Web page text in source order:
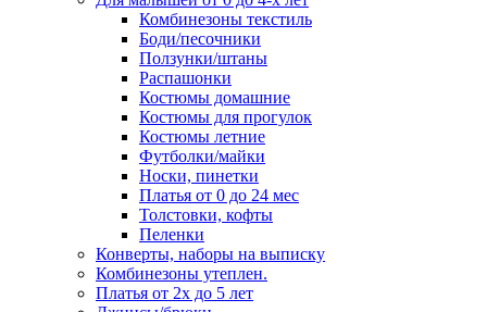
Комбинезоны текстиль
Боди/песочники
Ползунки/штаны
Распашонки
Костюмы домашние
Костюмы для прогулок
Костюмы летние
Футболки/майки
Носки, пинетки
Платья от 0 до 24 мес
Толстовки, кофты
Пеленки
Конверты, наборы на выписку
Комбинезоны утеплен.
Платья от 2х до 5 лет